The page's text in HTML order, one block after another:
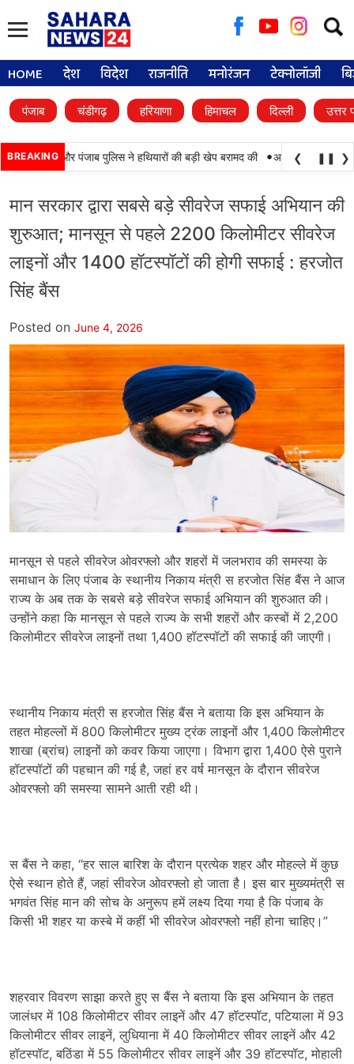
for:
HOME देश विदेश राजनीति मनोरंजन टेक्नोलॉजी
पंजाब चंडीगढ़ हरियाणा हिमाचल दिल्ली उत्तर
BREAKING
BSF और पंजाब पुलिस ने हथियारों की बड़ी खेप बरामद की • अमन अरोड़ा ने
❮ ❚❚ ❯
मान सरकार द्वारा सबसे बड़े सीवरेज सफाई अभियान की
शुरुआत; मानसून से पहले 2200 किलोमीटर सीवरेज
लाइनों और 1400 हॉटस्पॉटों की होगी सफाई : हरजोत
सिंह बैंस
Posted on June 4, 2026
मानसून से पहले सीवरेज ओवरफ्लो और शहरों में जलभराव की समस्या के
समाधान के लिए पंजाब के स्थानीय निकाय मंत्री स हरजोत सिंह बैंस ने आज
राज्य के अब तक के सबसे बड़े सीवरेज सफाई अभियान की शुरुआत की।
उन्होंने कहा कि मानसून से पहले राज्य के सभी शहरों और कस्बों में 2,200
किलोमीटर सीवरेज लाइनों तथा 1,400 हॉटस्पॉटों की सफाई की जाएगी।
स्थानीय निकाय मंत्री स हरजोत सिंह बैंस ने बताया कि इस अभियान के
तहत मोहल्लों में 800 किलोमीटर मुख्य ट्रंक लाइनों और 1,400 किलोमीटर
शाखा (ब्रांच) लाइनों को कवर किया जाएगा। विभाग द्वारा 1,400 ऐसे पुराने
हॉटस्पॉटों की पहचान की गई है, जहां हर वर्ष मानसून के दौरान सीवरेज
ओवरफ्लो की समस्या सामने आती रही थी।
स बैंस ने कहा, “हर साल बारिश के दौरान प्रत्येक शहर और मोहल्ले में कुछ
ऐसे स्थान होते हैं, जहां सीवरेज ओवरफ्लो हो जाता है। इस बार मुख्यमंत्री स
भगवंत सिंह मान की सोच के अनुरूप हमें लक्ष्य दिया गया है कि पंजाब के
किसी भी शहर या कस्बे में कहीं भी सीवरेज ओवरफ्लो नहीं होना चाहिए।”
शहरवार विवरण साझा करते हुए स बैंस ने बताया कि इस अभियान के तहत
जालंधर में 108 किलोमीटर सीवर लाइनें और 47 हॉटस्पॉट, पटियाला में 93
किलोमीटर सीवर लाइनें, लुधियाना में 40 किलोमीटर सीवर लाइनें और 42
हॉटस्पॉट, बठिंडा में 55 किलोमीटर सीवर लाइनें और 39 हॉटस्पॉट, मोहाली